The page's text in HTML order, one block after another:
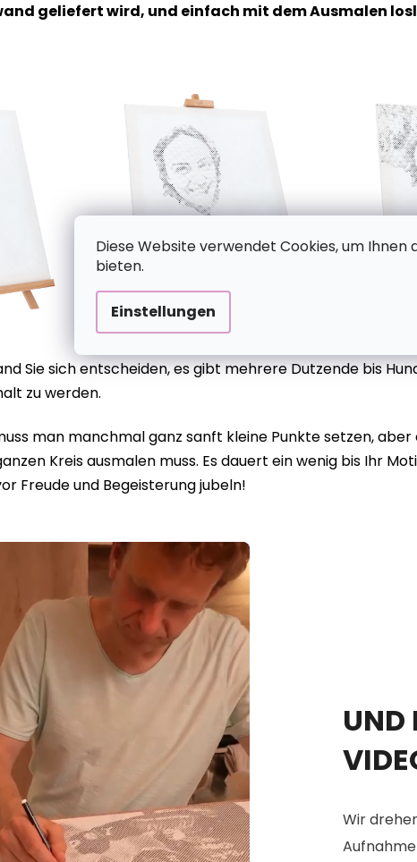
Diese Website verwendet Cookies, um Ihnen
bieten.
Einstellungen
geliefert wird, und einfach mit dem Ausmalen
Sie sich entscheiden, es gibt mehrere Dutzende bis
zu werden.
man manchmal ganz sanft kleine Punkte setzen,
Kreis ausmalen muss. Es dauert ein wenig bis Ihr
Freude und Begeisterung jubeln!
UND
Wir